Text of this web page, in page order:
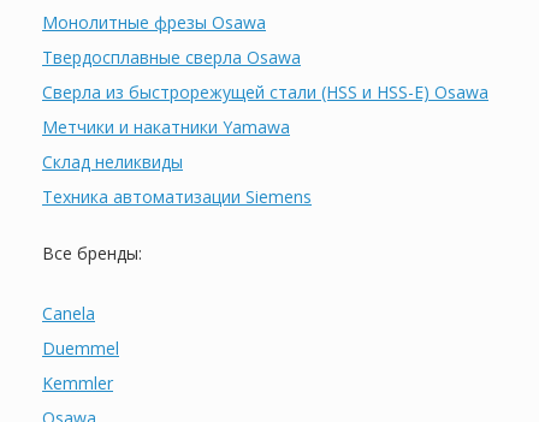
Монолитные фрезы Osawa
Твердосплавные сверла Osawa
Сверла из быстрорежущей стали (HSS и HSS-E) Osawa
Метчики и накатники Yamawa
Склад неликвиды
Техника автоматизации Siemens
Все бренды:
Canela
Duemmel
Kemmler
Osawa